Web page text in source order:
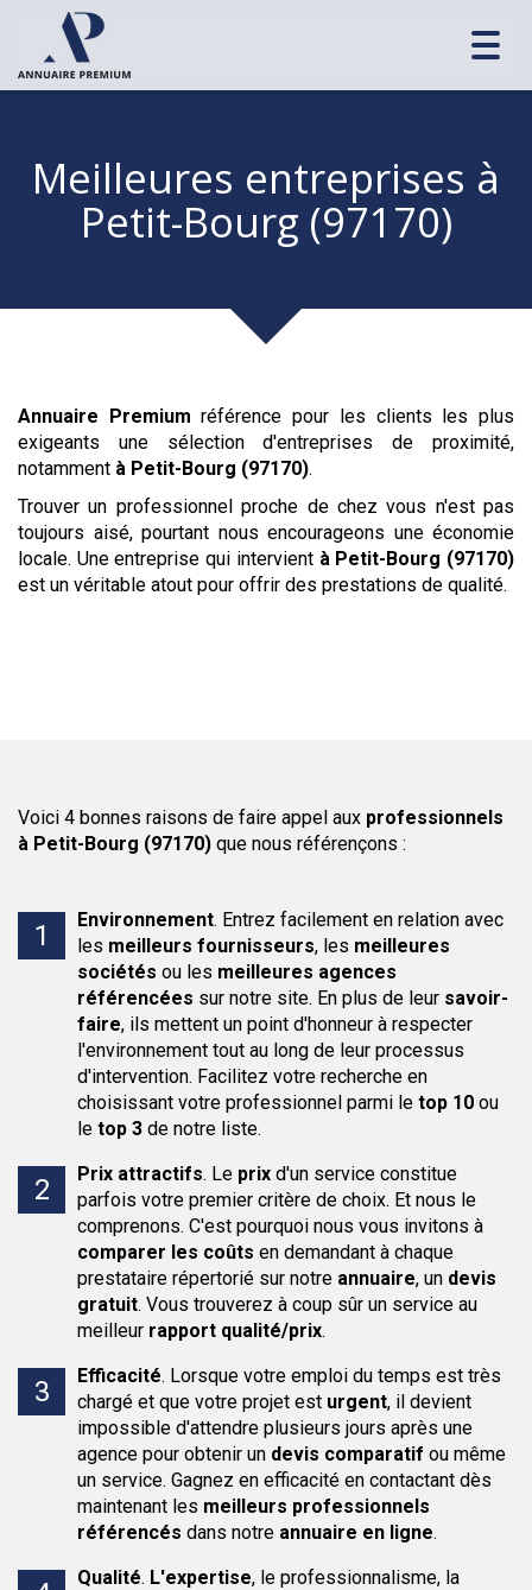
Meilleures entreprises à
Petit-Bourg (97170)
Annuaire Premium référence pour les clients les plus
exigeants une sélection d'entreprises de proximité,
notamment à Petit-Bourg (97170).
Trouver un professionnel proche de chez vous n'est pas
toujours aisé, pourtant nous encourageons une économie
locale. Une entreprise qui intervient à Petit-Bourg (97170)
est un véritable atout pour offrir des prestations de qualité.
Voici 4 bonnes raisons de faire appel aux professionnels
à Petit-Bourg (97170) que nous référençons :
Environnement. Entrez facilement en relation avec
les meilleurs fournisseurs, les meilleures
sociétés ou les meilleures agences
référencées sur notre site. En plus de leur savoir-
faire, ils mettent un point d'honneur à respecter
l'environnement tout au long de leur processus
d'intervention. Facilitez votre recherche en
choisissant votre professionnel parmi le top 10 ou
le top 3 de notre liste.
Prix attractifs. Le prix d'un service constitue
parfois votre premier critère de choix. Et nous le
comprenons. C'est pourquoi nous vous invitons à
comparer les coûts en demandant à chaque
prestataire répertorié sur notre annuaire, un devis
gratuit. Vous trouverez à coup sûr un service au
meilleur rapport qualité/prix.
Efficacité. Lorsque votre emploi du temps est très
chargé et que votre projet est urgent, il devient
impossible d'attendre plusieurs jours après une
agence pour obtenir un devis comparatif ou même
un service. Gagnez en efficacité en contactant dès
maintenant les meilleurs professionnels
référencés dans notre annuaire en ligne.
Qualité. L'expertise, le professionnalisme, la